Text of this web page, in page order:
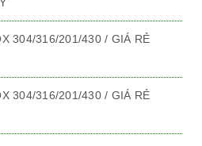
304/316/201/430 / GIÁ RẺ
304/316/201/430 / GIÁ RẺ